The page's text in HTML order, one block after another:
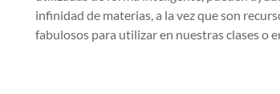
infinidad de materias, a la vez que son
fabulosos para utilizar en nuestras clases o